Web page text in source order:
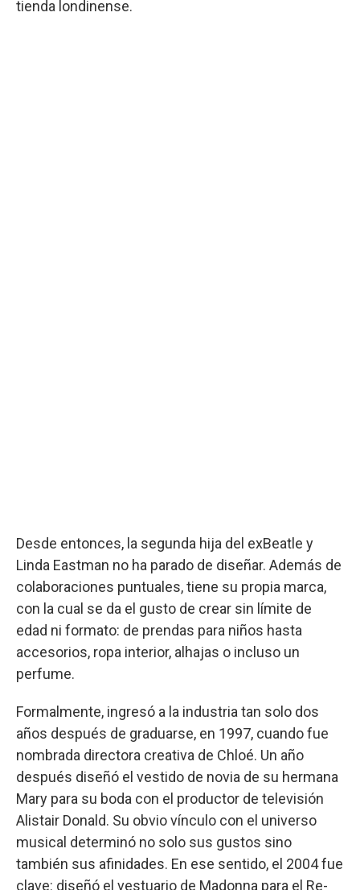
tienda londinense.
Desde entonces, la segunda hija del exBeatle y
Linda Eastman no ha parado de diseñar. Además de
colaboraciones puntuales, tiene su propia marca,
con la cual se da el gusto de crear sin límite de
edad ni formato: de prendas para niños hasta
accesorios, ropa interior, alhajas o incluso un
perfume.
Formalmente, ingresó a la industria tan solo dos
años después de graduarse, en 1997, cuando fue
nombrada directora creativa de Chloé. Un año
después diseñó el vestido de novia de su hermana
Mary para su boda con el productor de televisión
Alistair Donald. Su obvio vínculo con el universo
musical determinó no solo sus gustos sino
también sus afinidades. En ese sentido, el 2004 fue
clave: diseñó el vestuario de Madonna para el Re-